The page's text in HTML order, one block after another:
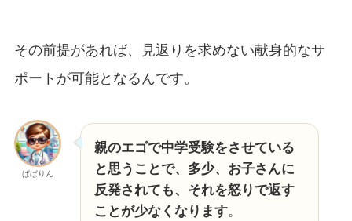
その前提があれば、見返りを求めない献身的なサ
ポートが可能となるんです。
ぱぱりん
親のエゴで中学受験をさせている
と思うことで、多少、お子さんに
反発されても、それを怒りで返す
ことが少なくなります。